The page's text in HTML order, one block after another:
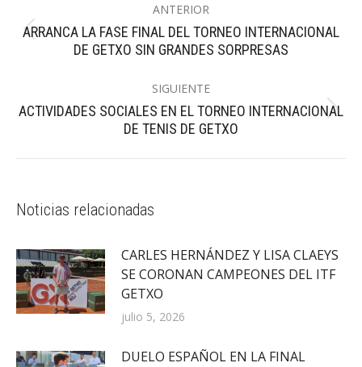
entre
publicaciones
ANTERIOR
Publicación
anterior:
ARRANCA LA FASE FINAL DEL TORNEO INTERNACIONAL
DE GETXO SIN GRANDES SORPRESAS
SIGUIENTE
Publicación
siguiente:
ACTIVIDADES SOCIALES EN EL TORNEO INTERNACIONAL
DE TENIS DE GETXO
Noticias relacionadas
CARLES HERNÁNDEZ Y LISA CLAEYS
SE CORONAN CAMPEONES DEL ITF
GETXO
julio 5, 2026
DUELO ESPAÑOL EN LA FINAL